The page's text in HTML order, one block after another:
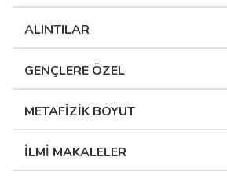
ALINTILAR
GENÇLERE ÖZEL
METAFİZİK BOYUT
İLMİ MAKALELER